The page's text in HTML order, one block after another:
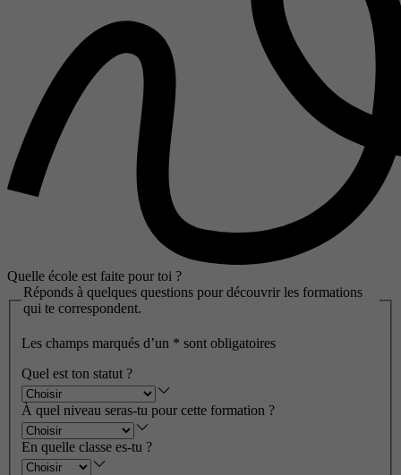
Quelle école est faite pour toi ?
Réponds à quelques questions pour découvrir les formations
qui te correspondent.
Les champs marqués d’un * sont obligatoires
Quel est ton statut ?
À quel niveau seras-tu pour cette formation ?
En quelle classe es-tu ?